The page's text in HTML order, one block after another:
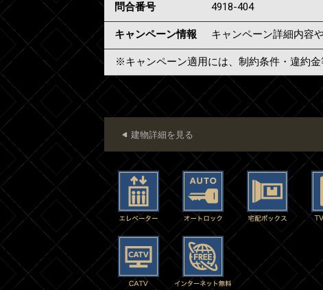
問合番号 4918-404
キャンペーン情報 キャンペーン詳細内容
※キャンペーン適用には、制約条件・違約
建物詳細を見る